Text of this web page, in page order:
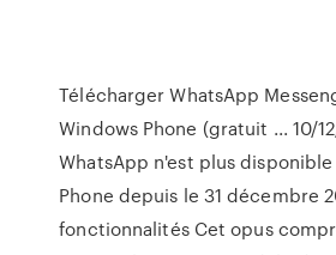
Télécharger WhatsApp
Windows Phone (gratuit ... 10/
WhatsApp n'est plus
Phone depuis le 31 décembre
fonctionnalités Cet opus